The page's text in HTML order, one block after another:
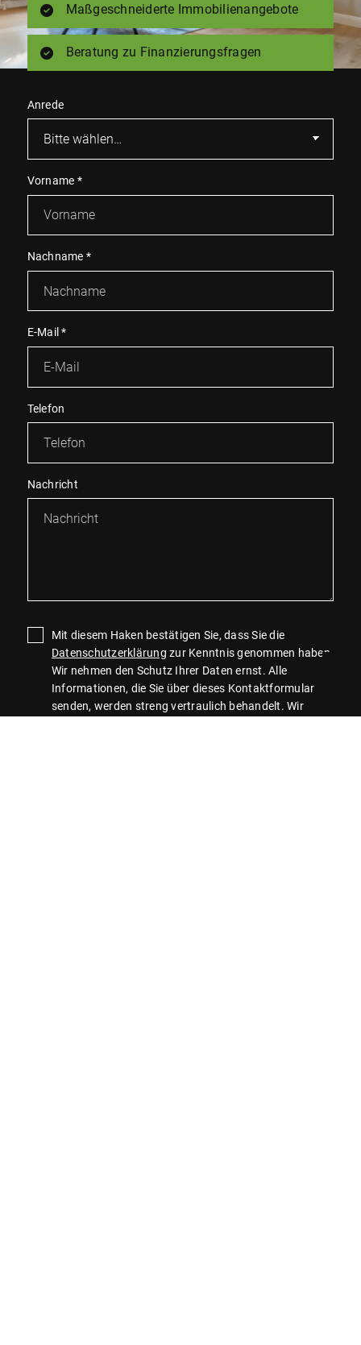
Maßgeschneiderte Immobilienangebote
Beratung zu Finanzierungsfragen
Anrede
Vorname *
Nachname *
E-Mail*
Telefon
Nachricht
Mit diesem Haken bestätigen Sie, dass Sie die
Datenschutzerklärung zur Kenntnis genommen haben.
Wir nehmen den Schutz Ihrer Daten ernst. Alle
Informationen, die Sie über dieses Kontaktformular
senden, werden streng vertraulich behandelt. Wir